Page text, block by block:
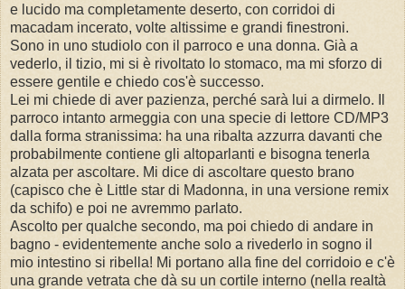
e lucido ma completamente deserto, con corridoi di
macadam incerato, volte altissime e grandi finestroni.
Sono in uno studiolo con il parroco e una donna. Già a
vederlo, il tizio, mi si è rivoltato lo stomaco, ma mi sforzo di
essere gentile e chiedo cos'è successo.
Lei mi chiede di aver pazienza, perché sarà lui a dirmelo. Il
parroco intanto armeggia con una specie di lettore CD/MP3
dalla forma stranissima: ha una ribalta azzurra davanti che
probabilmente contiene gli altoparlanti e bisogna tenerla
alzata per ascoltare. Mi dice di ascoltare questo brano
(capisco che è Little star di Madonna, in una versione remix
da schifo) e poi ne avremmo parlato.
Ascolto per qualche secondo, ma poi chiedo di andare in
bagno - evidentemente anche solo a rivederlo in sogno il
mio intestino si ribella! Mi portano alla fine del corridoio e c'è
una grande vetrata che dà su un cortile interno (nella realtà